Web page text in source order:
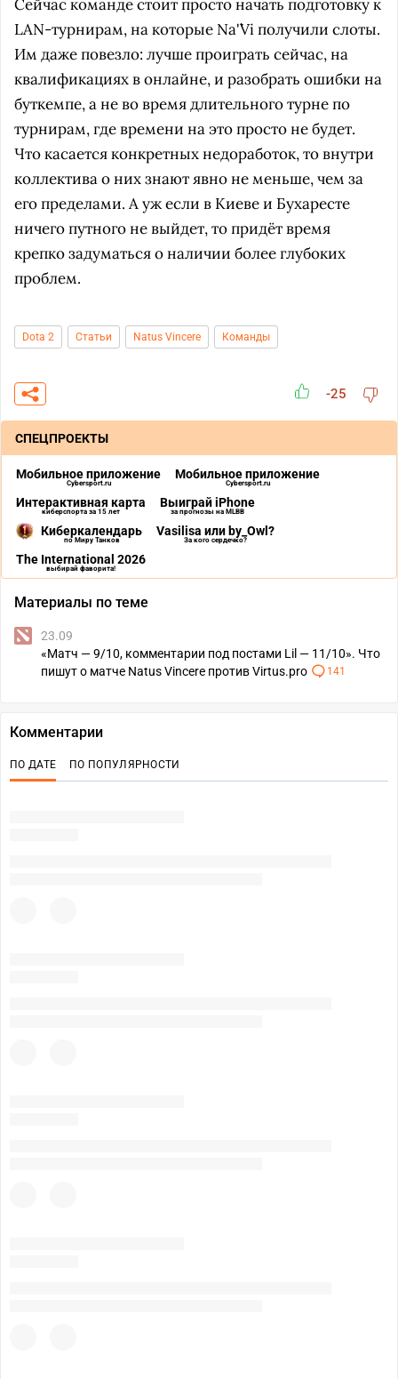
Сейчас команде стоит просто начать подготовку к
LAN-турнирам, на которые Na'`Vi получили слоты.
Им даже повезло: лучше проиграть сейчас, на
квалификациях в онлайне, и разобрать ошибки на
буткемпе, а не во время длительного турне по
турнирам, где времени на это просто не будет.
Что касается конкретных недоработок, то внутри
коллектива о них знают явно не меньше, чем за
его пределами. А уж если в Киеве и Бухаресте
ничего путного не выйдет, то придёт время
крепко задуматься о наличии более глубоких
проблем.
Dota 2 Статьи Natus Vincere Команды
-25
СПЕЦПРОЕКТЫ
Мобильное приложение
Cybersport.ru
Мобильное приложение
Cybersport.ru
Интерактивная карта
киберспорта за 15 лет
Выиграй iPhone
за прогнозы на MLBB
Киберкалендарь
по Миру Танков
Vasilisa или by_Owl?
За кого сердечко?
The International 2026
выбирай фаворита!
Материалы по теме
23.09
«Матч — 9/10, комментарии под постами Lil — 11/10». Что
пишут о матче Natus Vincere против Virtus.pro
141
Комментарии
ПО ДАТЕ ПО ПОПУЛЯРНОСТИ